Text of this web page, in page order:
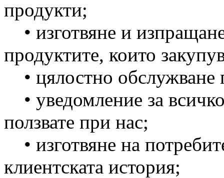
продукти;
• изготвяне и
продуктите, които
• цялостно обслужване
• уведомление за
ползвате при нас;
• изготвяне на
клиентската история;